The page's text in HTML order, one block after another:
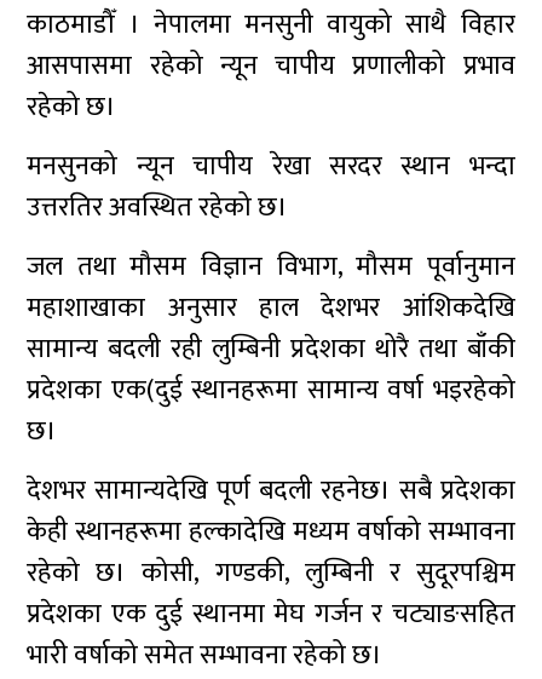
काठमाडौँ । नेपालमा मनसुनी वायुको साथै विहार
आसपासमा रहेको न्यून चापीय प्रणालीको प्रभाव
रहेको छ।
मनसुनको न्यून चापीय रेखा सरदर स्थान भन्दा
उत्तरतिर अवस्थित रहेको छ।
जल तथा मौसम विज्ञान विभाग, मौसम पूर्वानुमान
महाशाखाका अनुसार हाल देशभर आंशिकदेखि
सामान्य बदली रही लुम्बिनी प्रदेशका थोरै तथा बाँकी
प्रदेशका एक(दुई स्थानहरूमा सामान्य वर्षा भइरहेको
छ।
देशभर सामान्यदेखि पूर्ण बदली रहनेछ। सबै प्रदेशका
केही स्थानहरूमा हल्कादेखि मध्यम वर्षाको सम्भावना
रहेको छ। कोसी, गण्डकी, लुम्बिनी र सुदूरपश्चिम
प्रदेशका एक दुई स्थानमा मेघ गर्जन र चट्याङसहित
भारी वर्षाको समेत सम्भावना रहेको छ।